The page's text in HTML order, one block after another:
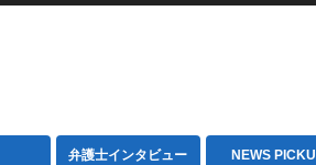
弁護士インタビュー NEWS